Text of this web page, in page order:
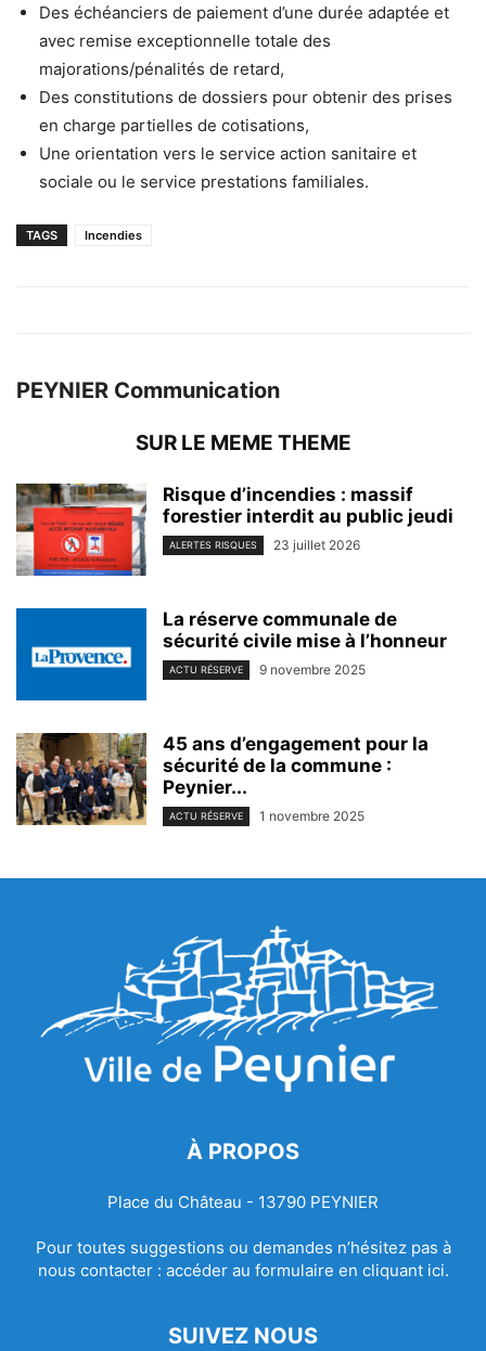
Des échéanciers de paiement d’une durée adaptée et
avec remise exceptionnelle totale des
majorations/pénalités de retard,
Des constitutions de dossiers pour obtenir des prises
en charge partielles de cotisations,
Une orientation vers le service action sanitaire et
sociale ou le service prestations familiales.
TAGS Incendies
PEYNIER Communication
SUR LE MEME THEME
Risque d’incendies : massif
forestier interdit au public jeudi
ALERTES RISQUES 23 juillet 2026
La réserve communale de
sécurité civile mise à l’honneur
ACTU RÉSERVE 9 novembre 2025
45 ans d’engagement pour la
sécurité de la commune :
Peynier...
ACTU RÉSERVE 1 novembre 2025
À PROPOS
Place du Château - 13790 PEYNIER
Pour toutes suggestions ou demandes n’hésitez pas à
nous contacter : accéder au formulaire en cliquant ici.
SUIVEZ NOUS